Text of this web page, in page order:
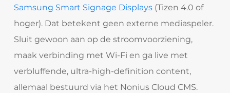
Samsung Smart Signage Displays(Tizen 4.0 of
hoger). Dat betekent geen externe mediaspeler.
Sluit gewoon aan op de stroomvoorziening,
maak verbinding met Wi-Fi en ga live met
verbluffende, ultra-high-definition content,
allemaal bestuurd via het Nonius Cloud CMS.